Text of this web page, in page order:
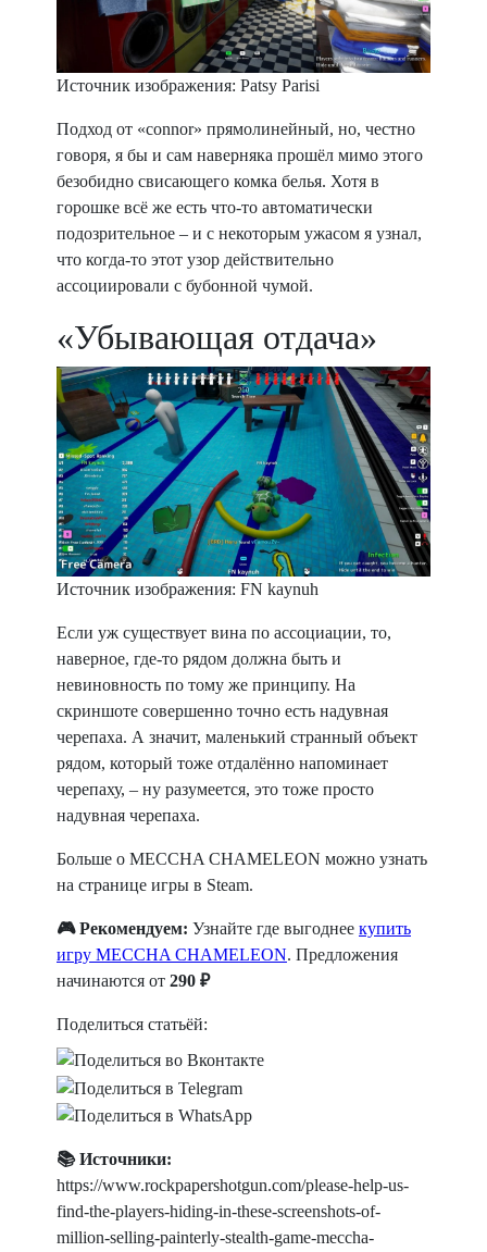
Источник изображения: Patsy Parisi
Подход от «connor» прямолинейный, но, честно
говоря, я бы и сам наверняка прошёл мимо этого
безобидно свисающего комка белья. Хотя в
горошке всё же есть что-то автоматически
подозрительное – и с некоторым ужасом я узнал,
что когда-то этот узор действительно
ассоциировали с бубонной чумой.
«Убывающая отдача»
Источник изображения: FN kaynuh
Если уж существует вина по ассоциации, то,
наверное, где-то рядом должна быть и
невиновность по тому же принципу. На
скриншоте совершенно точно есть надувная
черепаха. А значит, маленький странный объект
рядом, который тоже отдалённо напоминает
черепаху, – ну разумеется, это тоже просто
надувная черепаха.
Больше о MECCHA CHAMELEON можно узнать
на странице игры в Steam.
🎮 Рекомендуем: Узнайте где выгоднее купить
игру MECCHA CHAMELEON. Предложения
начинаются от 290 ₽
Поделиться статьёй:
📚 Источники:
https://www.rockpapershotgun.com/please-help-us-
find-the-players-hiding-in-these-screenshots-of-
million-selling-painterly-stealth-game-meccha-